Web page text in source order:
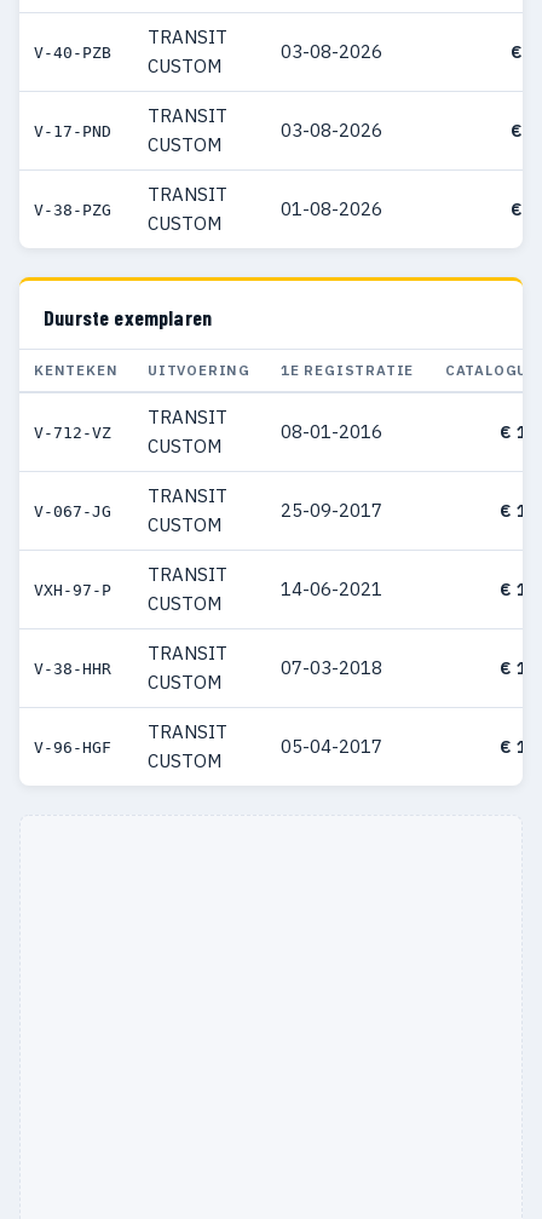
V-40-PZB
TRANSIT
CUSTOM
03-08-2026 €
V-17-PND
TRANSIT
CUSTOM
03-08-2026 €
V-38-PZG
TRANSIT
CUSTOM
01-08-2026 €
Duurste exemplaren
KENTEKEN UITVOERING 1E REGISTRATIE
V-712-VZ
TRANSIT
CUSTOM
08-01-2016 €
V-067-JG
TRANSIT
CUSTOM
25-09-2017 €
VXH-97-P
TRANSIT
CUSTOM
14-06-2021 €
V-38-HHR
TRANSIT
CUSTOM
07-03-2018 €
V-96-HGF
TRANSIT
CUSTOM
05-04-2017 €